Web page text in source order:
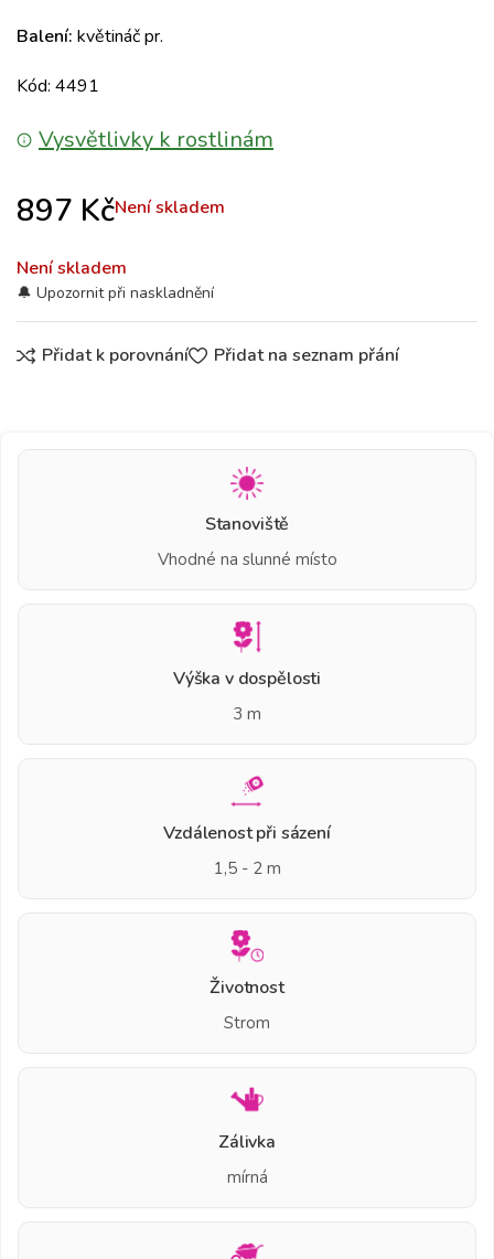
Balení: květináč pr.
Kód: 4491
Vysvětlivky k rostlinám
897 KčNení skladem
Není skladem
Přidat k porovnání Přidat na seznam přání
Stanoviště
Vhodné na slunné místo
Výška v dospělosti
3 m
Vzdálenost při sázení
1,5 - 2 m
Životnost
Strom
Zálivka
mírná